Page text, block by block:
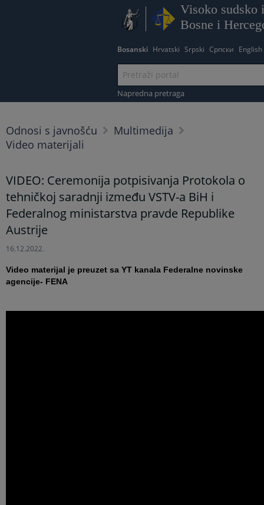
Visoko sudsko
Bosne i
Bosanski Hrvatski Srpski Српски English
Napredna pretraga
Odnosi s javnošću
Multimedija
Video materijali
VIDEO: Ceremonija potpisivanja Protokola o
tehničkoj saradnji između VSTV-a BiH i
Federalnog ministarstva pravde Republike
Austrije
16.12.2022.
Video materijal je preuzet sa YT kanala Federalne novinske
agencije- FENA